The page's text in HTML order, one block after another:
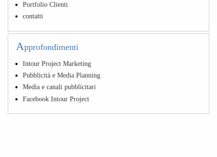
Portfolio Clienti
contatti
Approfondimenti
Intour Project Marketing
Pubblicità e Media Planning
Media e canali pubblicitari
Facebook Intour Project